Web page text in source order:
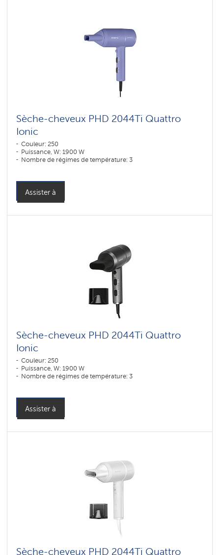
Sèche-cheveux PHD 2044Ti Quattro
Ionic
Couleur: 250
Puissance, W: 1900 W
Nombre de régimes de température: 3
Assister à
Sèche-cheveux PHD 2044Ti Quattro
Ionic
Couleur: 250
Puissance, W: 1900 W
Nombre de régimes de température: 3
Assister à
Sèche-cheveux PHD 2044Ti Quattro